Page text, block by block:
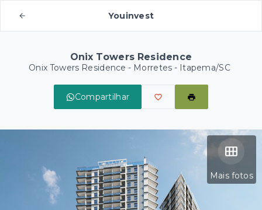
Youinvest
Onix Towers Residence
Onix Towers Residence - Morretes - Itapema/SC
Compartilhar
Mais fotos